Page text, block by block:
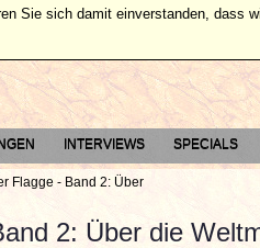
INTERVIEWS SPECIALS
Flagge - Band 2: Über
2: Über die
Sie sich damit einverstanden, dass